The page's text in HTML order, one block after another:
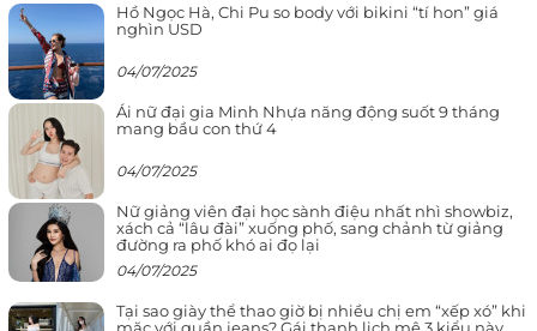
Hồ Ngọc Hà, Chi Pu so body với bikini “tí hon” giá
nghìn USD
04/07/2025
Ái nữ đại gia Minh Nhựa năng động suốt 9 tháng
mang bầu con thứ 4
04/07/2025
Nữ giảng viên đại học sành điệu nhất nhì showbiz,
xách cả “lâu đài” xuống phố, sang chảnh từ giảng
đường ra phố khó ai đọ lại
04/07/2025
Tại sao giày thể thao giờ bị nhiều chị em “xếp xó” khi
mặc với quần jeans? Gái thanh lịch mê 3 kiểu này